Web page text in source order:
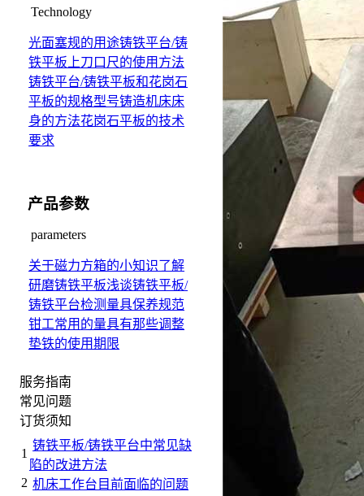
Technology
光面塞规的用途铸铁平台/铸
铁平板上刀口尺的使用方法
铸铁平台/铸铁平板和花岗石
平板的规格型号铸造机床床
身的方法花岗石平板的技术
要求
产品参数
parameters
关于磁力方箱的小知识了解
研磨铸铁平板浅谈铸铁平板/
铸铁平台检测量具保养规范
钳工常用的量具有那些调整
垫铁的使用期限
服务指南
常见问题
订货须知
1
铸铁平板/铸铁平台中常见缺
陷的改进方法
2 机床工作台目前面临的问题